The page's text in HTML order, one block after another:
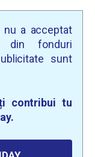
nu a acceptat
din fonduri
sunt
contribui tu